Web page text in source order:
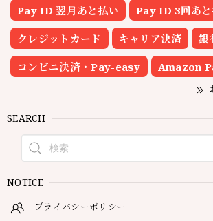
Pay ID 翌月あと払い
Pay ID 3回あ
クレジットカード キャリア決済 銀
コンビニ決済・Pay-easy Amazon
SEARCH
NOTICE
プライバシーポリシー